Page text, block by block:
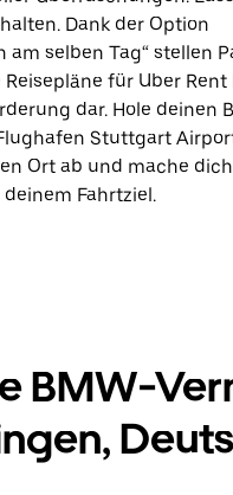
Dank der Option
am selben Tag“ stellen
für Uber Rent
dar. Hole deinen
Stuttgart
Ort ab und mache
Fahrtziel.
BMW-